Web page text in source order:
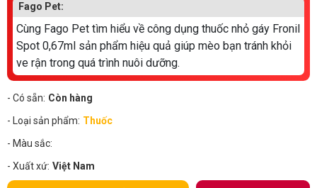
CHÍNH SÁCH
Chính sách mua hàng Chính sách vận chuyển
Chính sách bảo hành
LIÊN HỆ
Fago Pet:
Cùng Fago Pet tìm hiểu về công dụng thuốc nhỏ gáy Fronil
Spot 0,67ml sản phẩm hiệu quả giúp mèo bạn tránh khỏi
ve rận trong quá trình nuôi dưỡng.
- Có sẵn: Còn hàng
- Loại sản phẩm: Thuốc
- Màu sắc:
- Xuất xứ: Việt Nam